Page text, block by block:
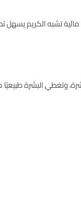
تشبه الكريم يسهل